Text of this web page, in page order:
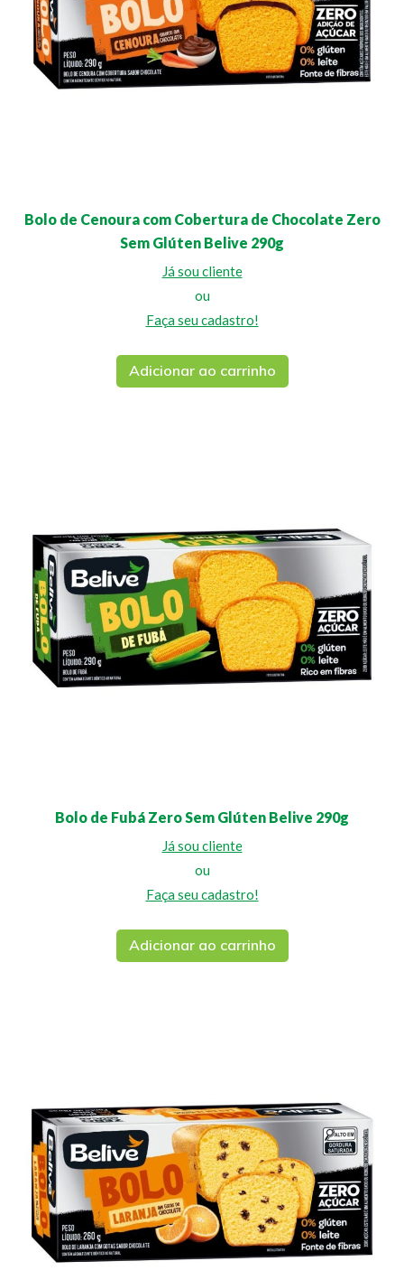
Bolo de Cenoura com Cobertura de Chocolate Zero
Sem Glúten Belive 290g
Já sou cliente
ou
Faça seu cadastro!
Adicionar ao carrinho
Bolo de Fubá Zero Sem Glúten Belive 290g
Já sou cliente
ou
Faça seu cadastro!
Adicionar ao carrinho